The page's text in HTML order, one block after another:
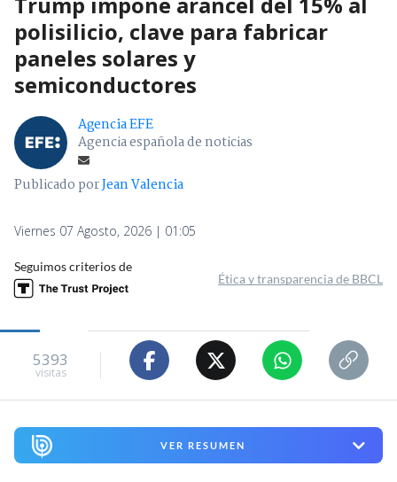
polisilicio, clave para fabricar
paneles solares y
semiconductores
Agencia EFE
Agencia española de noticias
Publicado porJean Valencia
Viernes 07 Agosto, 2026 | 01:05
Seguimos criterios de
Ética y transparencia de BBCL
5393
visitas
VER RESUMEN